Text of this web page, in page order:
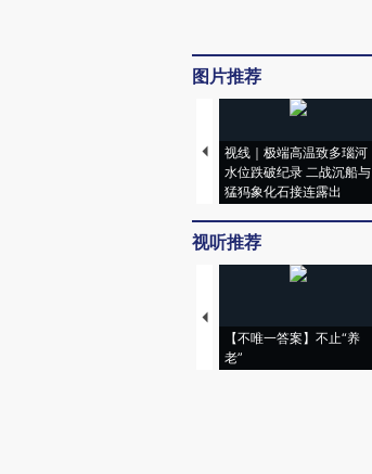
图片推荐
视线｜极端高温致多瑙河
水位跌破纪录 二战沉船与
猛犸象化石接连露出
视听推荐
【不唯一答案】不止“养
老”